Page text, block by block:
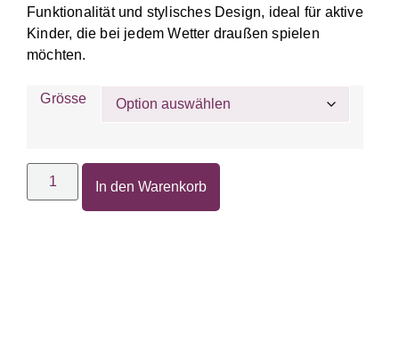
Funktionalität und stylisches Design, ideal für aktive
Kinder, die bei jedem Wetter draußen spielen
möchten.
Grösse
In den Warenkorb